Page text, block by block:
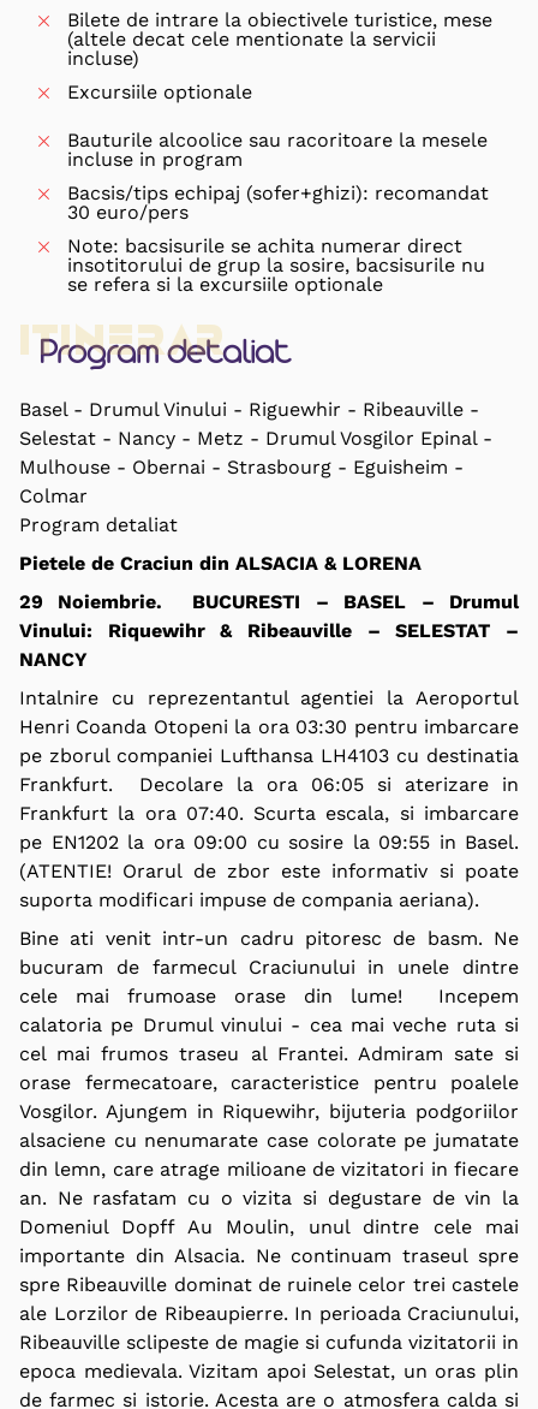
Bilete de intrare la obiectivele turistice, mese
(altele decat cele mentionate la servicii
incluse)
Excursiile optionale
Bauturile alcoolice sau racoritoare la mesele
incluse in program
Bacsis/tips echipaj (sofer+ghizi): recomandat
30 euro/pers
Note: bacsisurile se achita numerar direct
insotitorului de grup la sosire, bacsisurile nu
se refera si la excursiile optionale
Program detaliat
Itinerar
Basel - Drumul Vinului - Riguewhir - Ribeauville -
Selestat - Nancy - Metz - Drumul Vosgilor Epinal -
Mulhouse - Obernai - Strasbourg - Eguisheim -
Colmar
Program detaliat
Pietele de Craciun din ALSACIA & LORENA
29 Noiembrie. BUCURESTI – BASEL – Drumul
Vinului: Riquewihr & Ribeauville – SELESTAT –
NANCY
Intalnire cu reprezentantul agentiei la Aeroportul
Henri Coanda Otopeni la ora 03:30 pentru imbarcare
pe zborul companiei Lufthansa LH4103 cu destinatia
Frankfurt. Decolare la ora 06:05 si aterizare in
Frankfurt la ora 07:40. Scurta escala, si imbarcare
pe EN1202 la ora 09:00 cu sosire la 09:55 in Basel.
(ATENTIE! Orarul de zbor este informativ si poate
suporta modificari impuse de compania aeriana).
Bine ati venitintr-un cadru pitoresc de basm. Ne
bucuram de farmecul Craciunului in unele dintre
cele mai frumoase orase din lume!
Incepem
calatoria pe Drumul vinului - cea mai veche ruta si
cel mai frumos traseu al Frantei. Admiram sate si
orase fermecatoare, caracteristice pentru poalele
Vosgilor. Ajungem in Riquewihr, bijuteria podgoriilor
alsaciene cu nenumarate case colorate pe jumatate
din lemn, care atrage milioane de vizitatori in fiecare
an. Ne rasfatam cu o vizita si degustare de vin la
Domeniul Dopff Au Moulin, unul dintre cele mai
importante din Alsacia. Ne continuam traseul spre
spre Ribeauville dominat de ruinele celor trei castele
ale Lorzilor de Ribeaupierre. In perioada Craciunului,
Ribeauville sclipeste de magie si cufunda vizitatorii in
epoca medievala. Vizitam apoi Selestat, un oras plin
de farmec si istorie. Acesta are o atmosfera calda si